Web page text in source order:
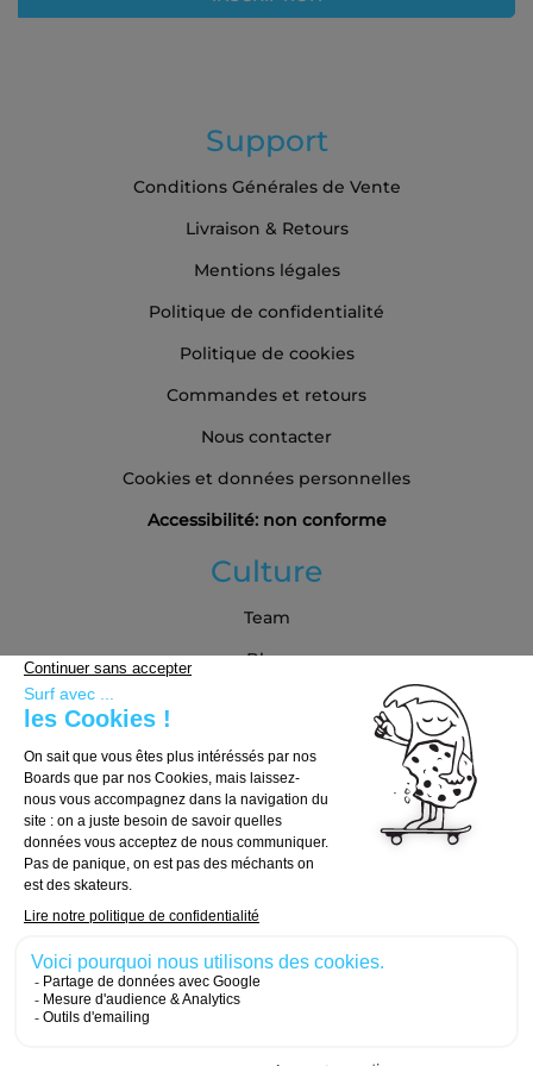
:
Support
Conditions Générales de Vente
Livraison & Retours
Mentions légales
Politique de confidentialité
Politique de cookies
Commandes et retours
Nous contacter
Cookies et données personnelles
Accessibilité: non conforme
Culture
Team
Blog
Guide d'achat
Choisir sa board
Choisir ses roues